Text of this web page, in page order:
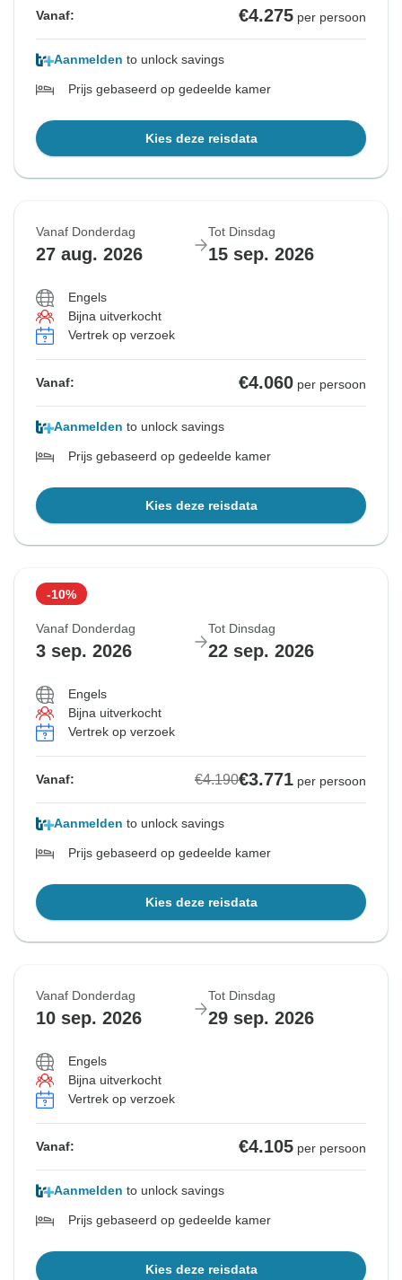
Vanaf: €4.275 per persoon
Aanmelden to unlock savings
Prijs gebaseerd op gedeelde kamer
Kies deze reisdata
Vanaf Donderdag
27 aug. 2026
Tot Dinsdag
15 sep. 2026
Engels
Bijna uitverkocht
Vertrek op verzoek
Vanaf: €4.060 per persoon
Aanmelden to unlock savings
Prijs gebaseerd op gedeelde kamer
Kies deze reisdata
-10%
Vanaf Donderdag
3 sep. 2026
Tot Dinsdag
22 sep. 2026
Engels
Bijna uitverkocht
Vertrek op verzoek
Vanaf: €4.190€3.771 per persoon
Aanmelden to unlock savings
Prijs gebaseerd op gedeelde kamer
Kies deze reisdata
Vanaf Donderdag
10 sep. 2026
Tot Dinsdag
29 sep. 2026
Engels
Bijna uitverkocht
Vertrek op verzoek
Vanaf: €4.105 per persoon
Aanmelden to unlock savings
Prijs gebaseerd op gedeelde kamer
Kies deze reisdata